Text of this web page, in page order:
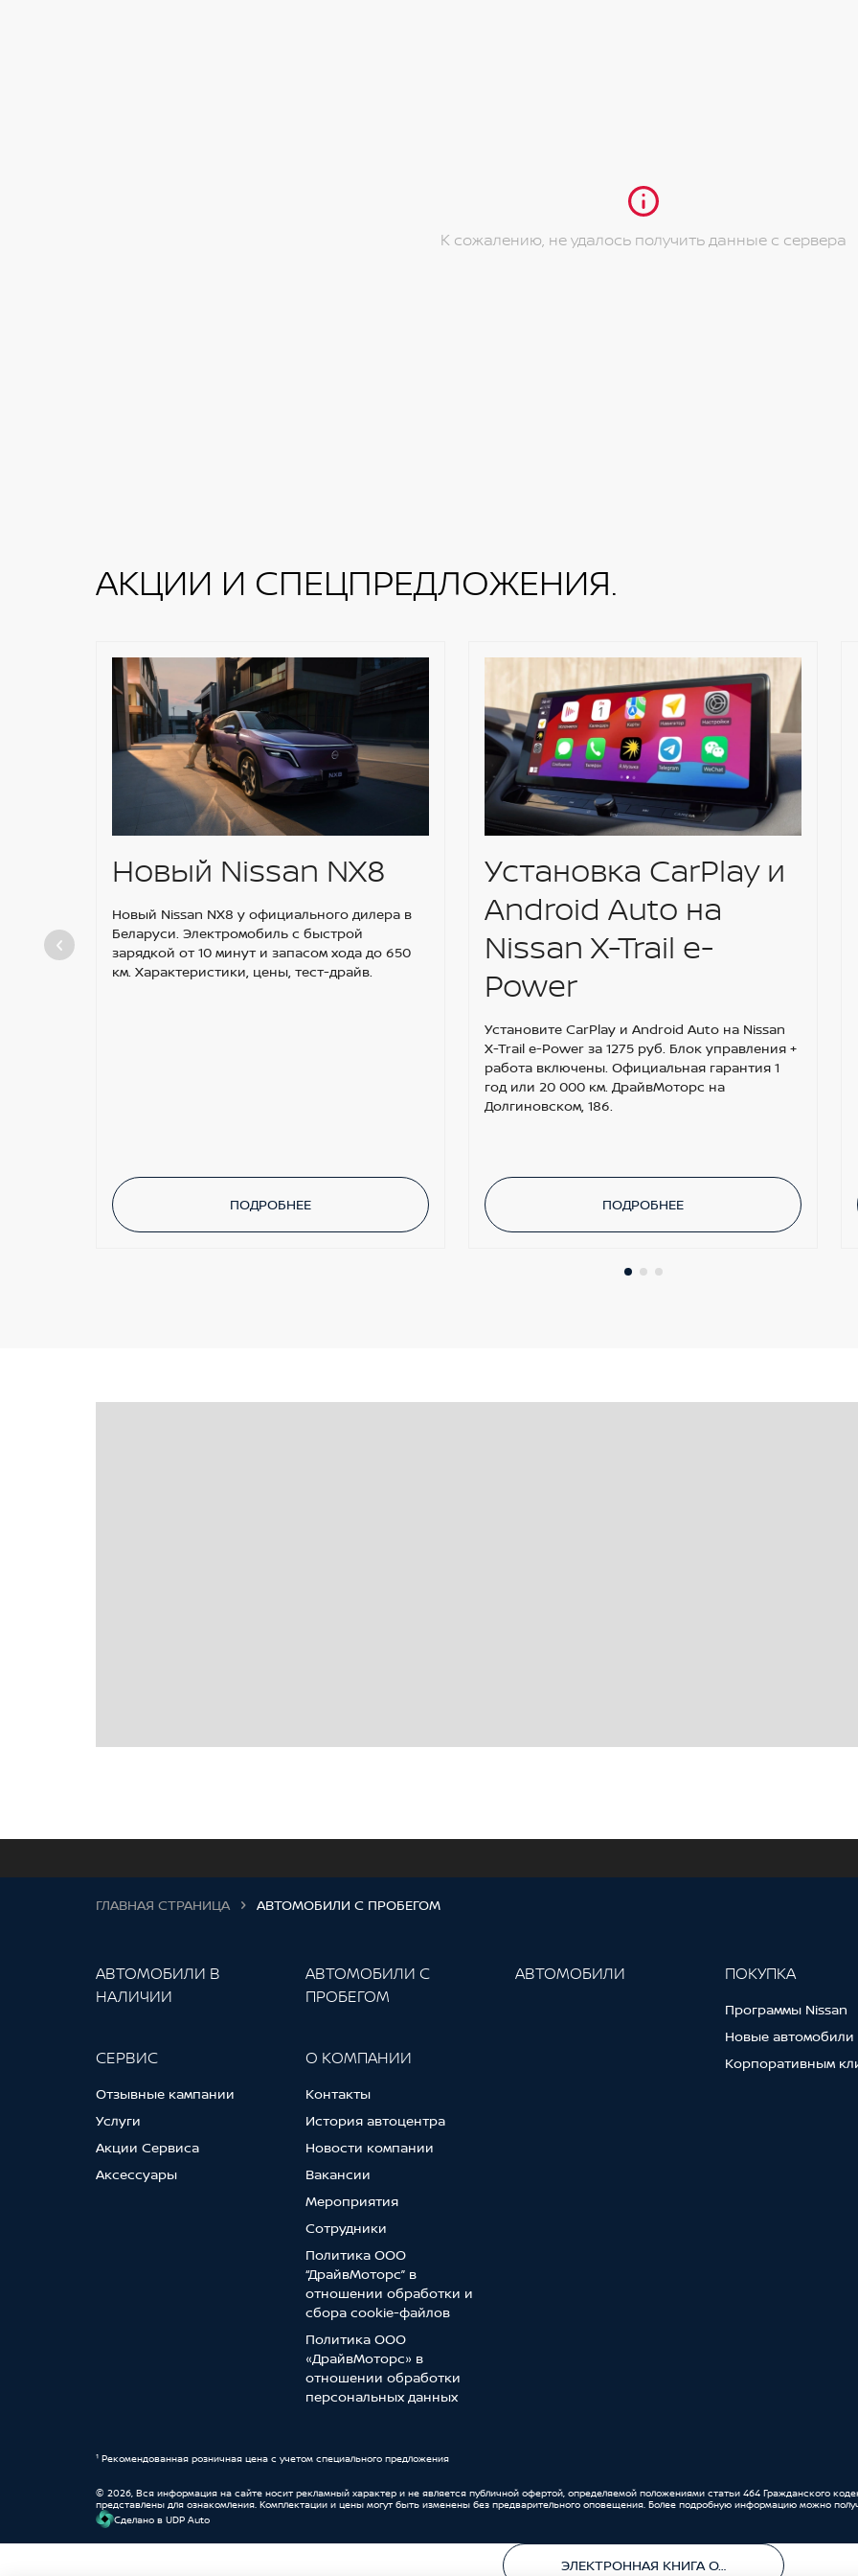
К сожалению, не удалось получить данные с сервера
АКЦИИ И СПЕЦПРЕДЛОЖЕНИЯ.
Новый Nissan NX8
Новый Nissan NX8 у официального дилера в
Беларуси. Электромобиль с быстрой
зарядкой от 10 минут и запасом хода до 650
км. Характеристики, цены, тест-драйв.
ПОДРОБНЕЕ
Установка CarPlay и
Android Auto на
Nissan X-Trail e-
Power
Установите CarPlay и Android Auto на Nissan
X-Trail e-Power за 1275 руб. Блок управления +
работа включены. Официальная гарантия 1
год или 20 000 км. ДрайвМоторс на
Долгиновском, 186.
ПОДРОБНЕЕ
ГЛАВНАЯ СТРАНИЦА АВТОМОБИЛИ С ПРОБЕГОМ
АВТОМОБИЛИ В
НАЛИЧИИ
СЕРВИС
Отзывные кампании
Услуги
Акции Сервиса
Аксессуары
АВТОМОБИЛИ С
ПРОБЕГОМ
О КОМПАНИИ
Контакты
История автоцентра
Новости компании
Вакансии
Мероприятия
Сотрудники
Политика ООО
“ДрайвМоторс” в
отношении обработки и
сбора cookie-файлов
Политика ООО
«ДрайвМоторс» в
отношении обработки
персональных данных
АВТОМОБИЛИ ПОКУПКА
Программы Nissan
Новые автомобили
Корпоративным
¹ Рекомендованная розничная цена с учетом специального предложения
© 2026, Вся информация на сайте носит рекламный характер и не является публичной офертой, определяемой положениями статьи 464 Гражданского
представлены для ознакомления. Комплектации и цены могут быть изменены без предварительного оповещения. Более подробную информацию можно
Cделано в UDP Auto
ЭЛЕКТРОННАЯ КНИГА ОТЗЫВОВ